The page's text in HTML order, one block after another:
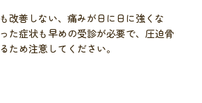
改善しない、痛みが日に日に強くな
た症状も早めの受診が必要で、圧迫骨
ため注意してください。